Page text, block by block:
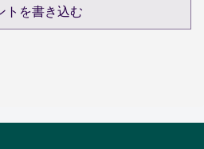
トを書き込む